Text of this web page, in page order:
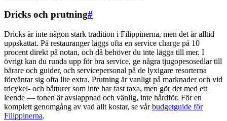
Dricks och prutning#
Dricks är inte någon stark tradition i Filippinerna, men det är alltid
uppskattat. På restauranger läggs ofta en service charge på 10
procent direkt på notan, och då behöver du inte lägga till mer. I
övrigt kan du runda upp för bra service, ge några tjugopesosedlar till
bärare och guider, och servicepersonal på de lyxigare resorterna
förväntar sig ofta lite extra. Prutning är vanligt på marknader och vid
tricykel- och båtturer som inte har fast taxa, men gör det med ett
leende — tonen är avslappnad och vänlig, inte hårdför. För en
komplett genomgång av vad allt kostar, se vårbudgetguide för
Filippinerna.